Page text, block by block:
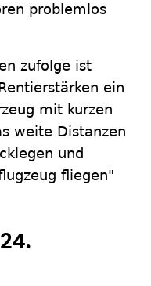
problemlos
zufolge ist
ein
mit kurzen
weite Distanzen
und
fliegen"